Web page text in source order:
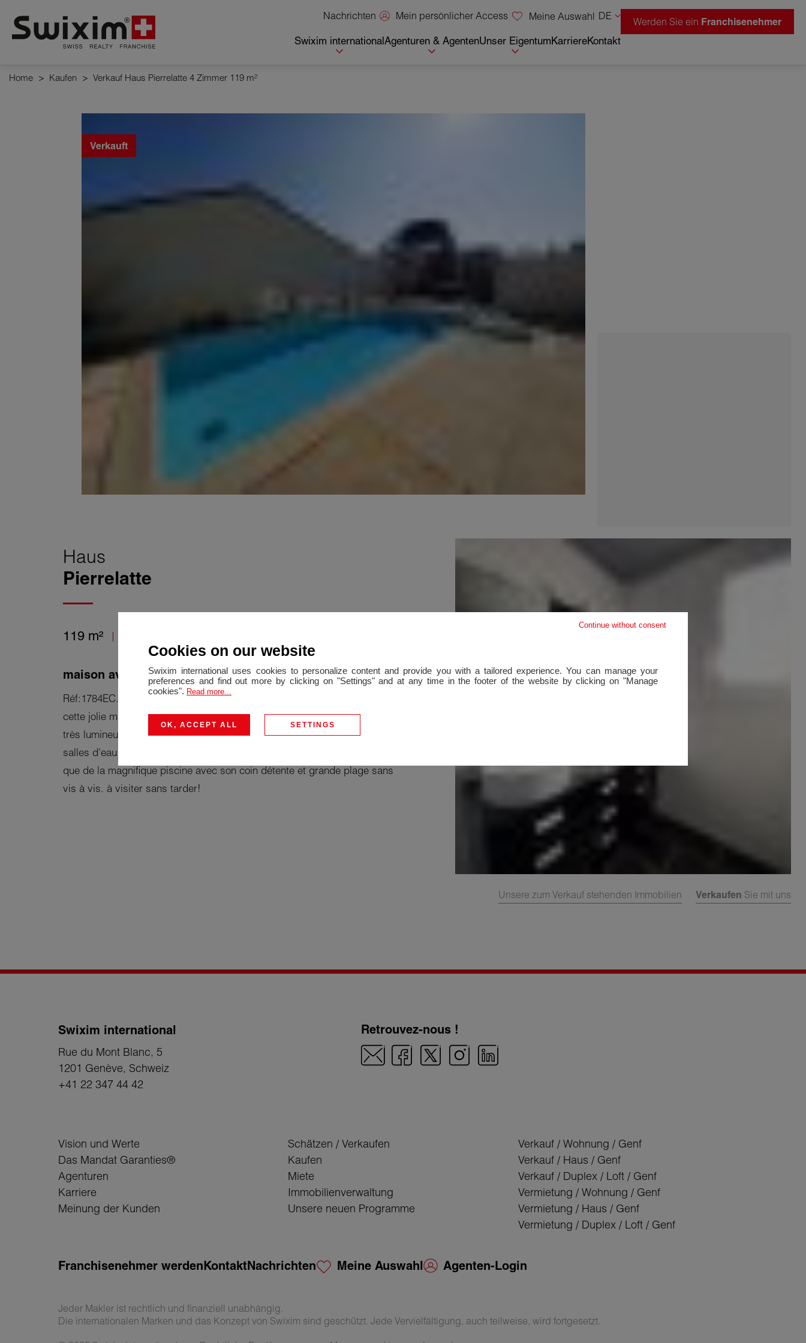
Nachrichten Mein persönlicher Access Meine Auswahl DE
Swixim internationalAgenturen & AgentenUnser EigentumKarriereKontakt
Werden Sie ein Franchisenehmer
Home > Kaufen > Verkauf Haus Pierrelatte 4 Zimmer 119 m²
Verkauft
Haus
Pierrelatte
119 m²
maison avec piscine 3 chambres
Réf:1784EC. Pierrelatte. Située dans un quartier très calme découvrez
cette jolie maison composée d'un spacieux séjour donnant sur la véranda
très lumineuse, cuisine équipée, 3 chambres dont une avec terrasse, 2
salles d'eau, 1 garage, 1 cellier. Vous pourrez profiter du jardin arboré ainsi
que de la magnifique piscine avec son coin détente et grande plage sans
vis à vis. à visiter sans tarder!
Unsere zum Verkauf stehenden Immobilien Verkaufen Sie mit uns
Swixim international
Rue du Mont Blanc, 5
1201 Genève, Schweiz
+41 22 347 44 42
Retrouvez-nous !
Vision und Werte
Das Mandat Garanties®
Agenturen
Karriere
Meinung der Kunden
Schätzen / Verkaufen
Kaufen
Miete
Immobilienverwaltung
Unsere neuen Programme
Verkauf / Wohnung / Genf
Verkauf / Haus / Genf
Verkauf / Duplex / Loft / Genf
Vermietung / Wohnung / Genf
Vermietung / Haus / Genf
Vermietung / Duplex / Loft / Genf
Franchisenehmer werdenKontaktNachrichten Meine Auswahl Agenten-Login
Jeder Makler ist rechtlich und finanziell unabhängig.
Die internationalen Marken und das Konzept von Swixim sind geschützt. Jede Vervielfältigung, auch teilweise, wird fortgesetzt.
Continue without consent
Cookies on our website
Swixim international uses cookies to personalize content and provide you with a tailored experience. You can manage your
preferences and find out more by clicking on "Settings" and at any time in the footer of the website by clicking on "Manage
cookies". Read more...
OK, ACCEPT ALL SETTINGS